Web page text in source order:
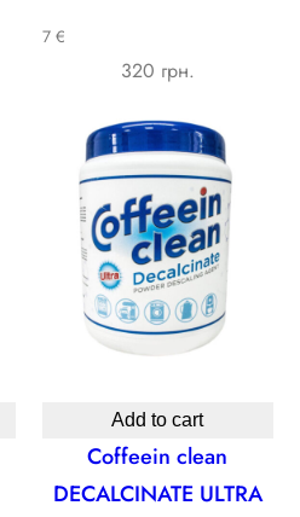
7 €
320 грн.
Add to cart
Coffeein clean
DECALCINATE ULTRA